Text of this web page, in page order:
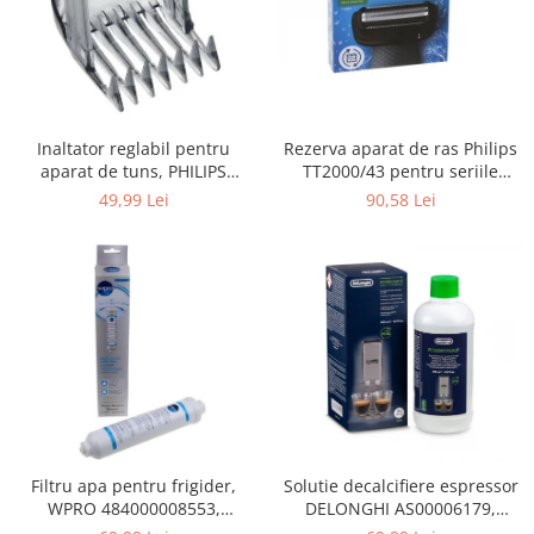
Gaming, Carti & Birotica
Birotica & Papetarie
Console, Jocuri & Accesorii
Ingrijire personala & Cosmetice
Accesorii aparate de ras electrice
Accesorii aparate hair styling
Aparate & Accesorii ingrijire
Aparate cosmetice
Articole Sanatate si Wellness
Consumabile sanitare
Cosmetice si produse ingrijire
personala
Igiena dentara
Jucarii, Copii & Bebe
Camera copilului
Hrana bebelusi
Inaltator reglabil pentru
aparat de tuns, PHILIPS
422203633281, 3-15 mm,
49,99 Lei
Rezerva aparat de ras Philips
TT2000/43 pentru seriile
Bodygroom 3000/5000/7000 si
90,58 Lei
Filtru apa pentru frigider,
WPRO 484000008553,
Solutie decalcifiere espressor
DELONGHI AS00006179,